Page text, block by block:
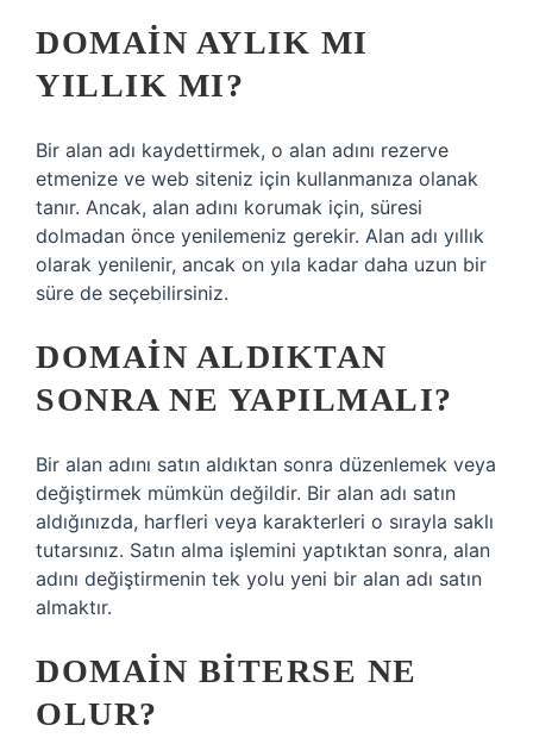
DOMAIN AYLIK MI
YILLIK MI?
Bir alan adı kaydettirmek, o alan adını rezerve
etmenize ve web siteniz için kullanmanıza olanak
tanır. Ancak, alan adını korumak için, süresi
dolmadan önce yenilemeniz gerekir. Alan adı yıllık
olarak yenilenir, ancak on yıla kadar daha uzun bir
süre de seçebilirsiniz.
DOMAIN ALDIKTAN
SONRA NE YAPILMALI?
Bir alan adını satın aldıktan sonra düzenlemek veya
değiştirmek mümkün değildir. Bir alan adı satın
aldığınızda, harfleri veya karakterleri o sırayla saklı
tutarsınız. Satın alma işlemini yaptıktan sonra, alan
adını değiştirmenin tek yolu yeni bir alan adı satın
almaktır.
DOMAIN BITERSE NE
OLUR?